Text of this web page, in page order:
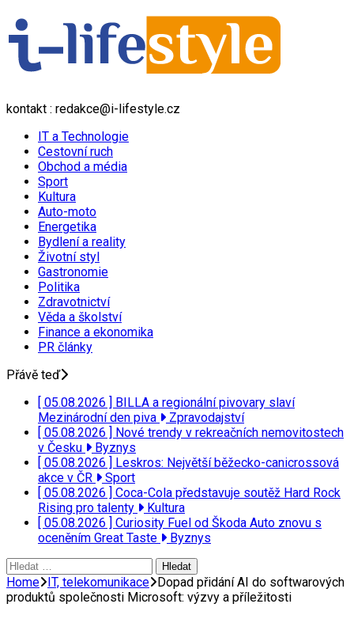
kontakt : redakce@i-lifestyle.cz
IT a Technologie
Cestovní ruch
Obchod a média
Sport
Kultura
Auto-moto
Energetika
Bydlení a reality
Životní styl
Gastronomie
Politika
Zdravotnictví
Věda a školství
Finance a ekonomika
PR články
Přávě teď
[ 05.08.2026 ] BILLA a regionální pivovary slaví
Mezinárodní den piva
Zpravodajství
[ 05.08.2026 ] Nové trendy v rekreačních nemovitostech
v Česku
Byznys
[ 05.08.2026 ] Leskros: Největší běžecko-canicrossová
akce v ČR
Sport
[ 05.08.2026 ] Coca-Cola představuje soutěž Hard Rock
Rising pro talenty
Kultura
[ 05.08.2026 ] Curiosity Fuel od Škoda Auto znovu s
oceněním Great Taste
Byznys
Vyhledávání
Home IT, telekomunikace Dopad přidání AI do softwarových
produktů společnosti Microsoft: výzvy a příležitosti